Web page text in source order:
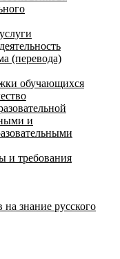
(перевода)
обучающихся
и
и требования
на знание русского